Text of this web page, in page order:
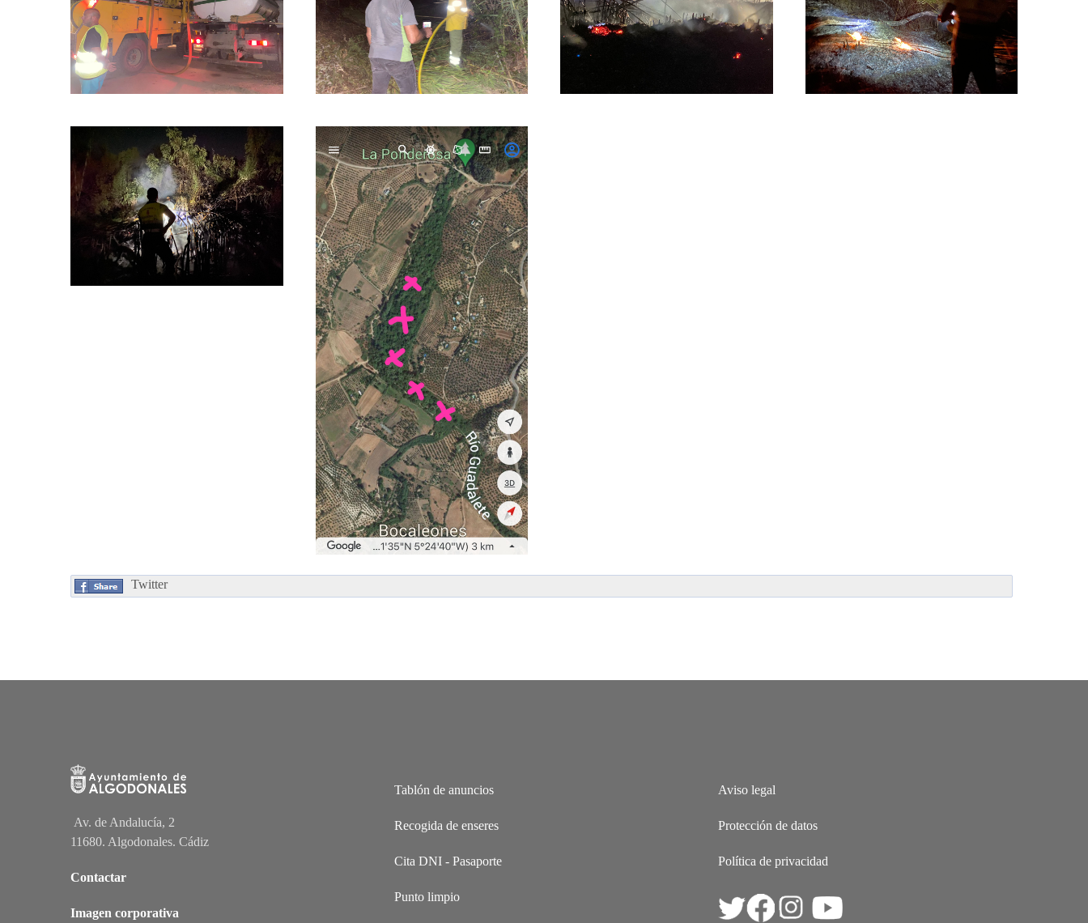
Twitter
Av. de Andalucía, 2
11680. Algodonales. Cádiz
Contactar
Imagen corporativa
Tablón de anuncios
Recogida de enseres
Cita DNI - Pasaporte
Punto limpio
Aviso legal
Protección de datos
Política de privacidad